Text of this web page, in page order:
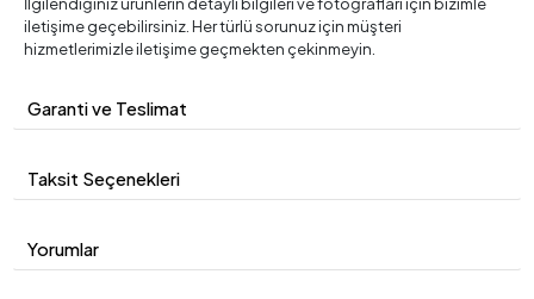
iletişime geçebilirsiniz. Her türlü sorunuz için müşteri
hizmetlerimizle iletişime geçmekten çekinmeyin.
Garanti ve Teslimat
Taksit Seçenekleri
Yorumlar